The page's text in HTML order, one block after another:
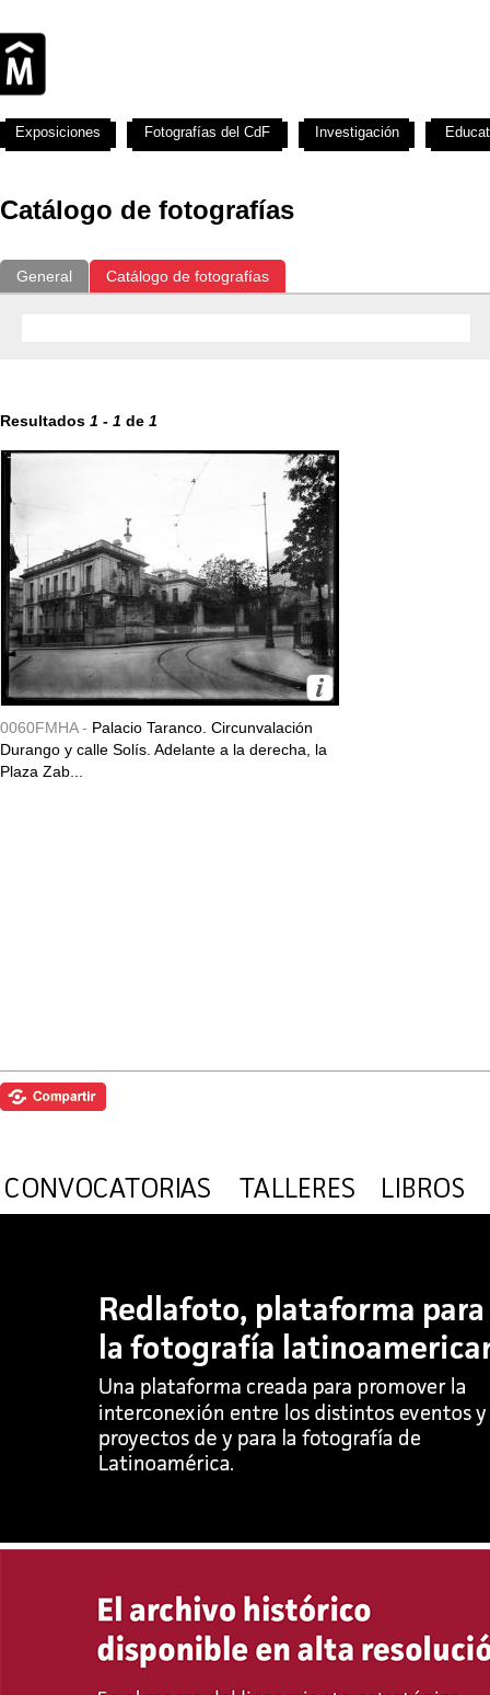
Catálogo de fotografías
General Catálogo de fotografías
Resultados 1 - 1 de 1
0060FMHA - Palacio Taranco. Circunvalación
Durango y calle Solís. Adelante a la derecha, la
Plaza Zab...
Exposiciones Fotografías del CdF Investigación